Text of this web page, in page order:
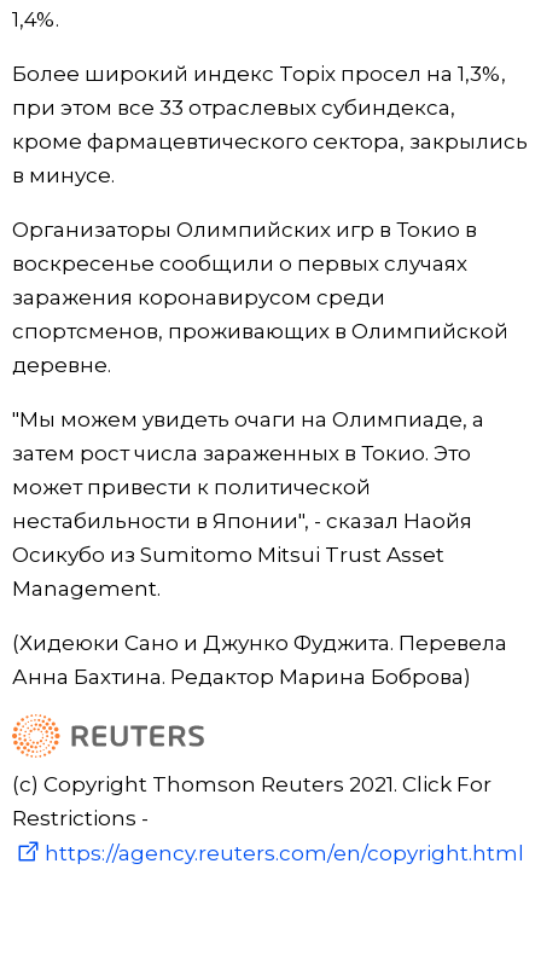
1,4%.
Более широкий индекс Topix просел на 1,3%,
при этом все 33 отраслевых субиндекса,
кроме фармацевтического сектора, закрылись
в минусе.
Организаторы Олимпийских игр в Токио в
воскресенье сообщили о первых случаях
заражения коронавирусом среди
спортсменов, проживающих в Олимпийской
деревне.
"Мы можем увидеть очаги на Олимпиаде, а
затем рост числа зараженных в Токио. Это
может привести к политической
нестабильности в Японии", - сказал Наойя
Осикубо из Sumitomo Mitsui Trust Asset
Management.
(Хидеюки Сано и Джунко Фуджита. Перевела
Анна Бахтина. Редактор Марина Боброва)
(c) Copyright Thomson Reuters 2021. Click For
Restrictions -
https://agency.reuters.com/en/copyright.html